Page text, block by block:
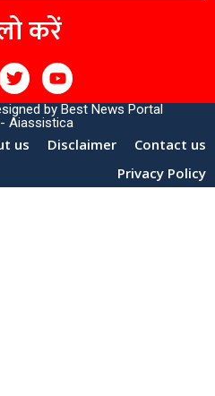
करें
by Best News Portal
- Aiassistica
us Disclaimer
Contact us
Privacy Policy